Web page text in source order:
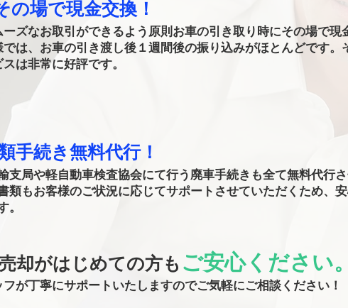
の場で現金交換！
ズなお取引ができるよう原則お車の引き取り時にその場で現
は、お車の引き渡し後１週間後の振り込みがほとんどです。
は非常に好評です。
手続き無料代行！
支局や軽自動車検査協会にて行う廃車手続きも全て無料代行
類もお客様のご状況に応じてサポートさせていただくため、
。
却がはじめての方も ご安心ください。
フが丁寧にサポートいたしますのでご気軽にご相談ください！